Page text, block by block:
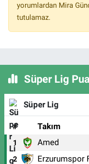
yorumlardan Mira
tutulamaz.
Süper Lig
Süper Lig
# Takım
1 Amed
2 Erzurumspor